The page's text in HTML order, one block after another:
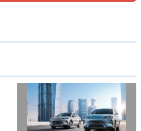
নিয়ে এলো লেনোভো ঈদ